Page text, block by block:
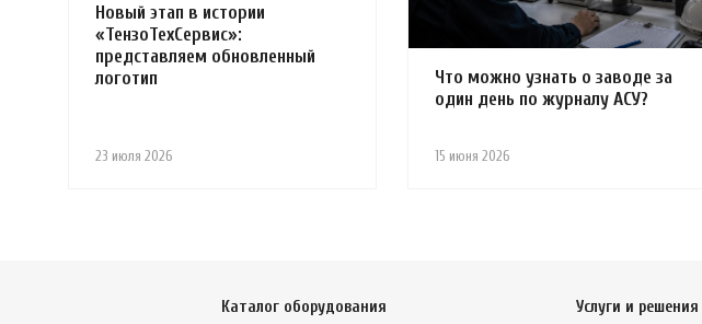
23 июля 2026
Новый этап в истории
«ТензоТехСервис»:
представляем обновленный
логотип
15 июня 2026
Что можно узнать о заводе за
один день по журналу АСУ?
Каталог оборудования Услуги и решения